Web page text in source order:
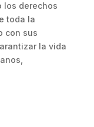
los derechos
toda la
con sus
la vida